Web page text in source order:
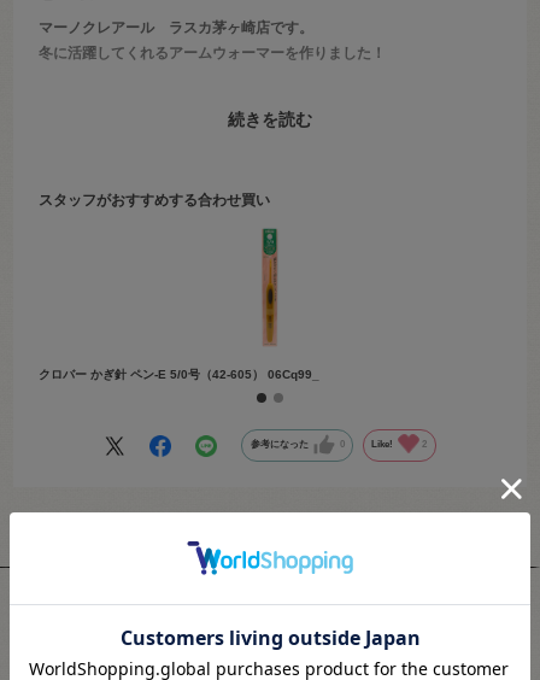
マーノクレアール ラスカ茅ヶ崎店です。
冬に活躍してくれるアームウォーマーを作りました！
キャトルは通年使えるスタッフおすすめの毛糸です！
続きを読む
スタッフがおすすめする合わせ買い
クロバー かぎ針 ペン-E 5/0号（42-605） 06Cq99_
参考になった 0 Like! 2
ユーザーレビュー